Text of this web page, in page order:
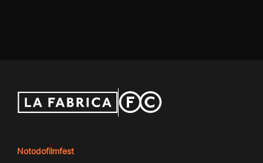
Notodofilmfest